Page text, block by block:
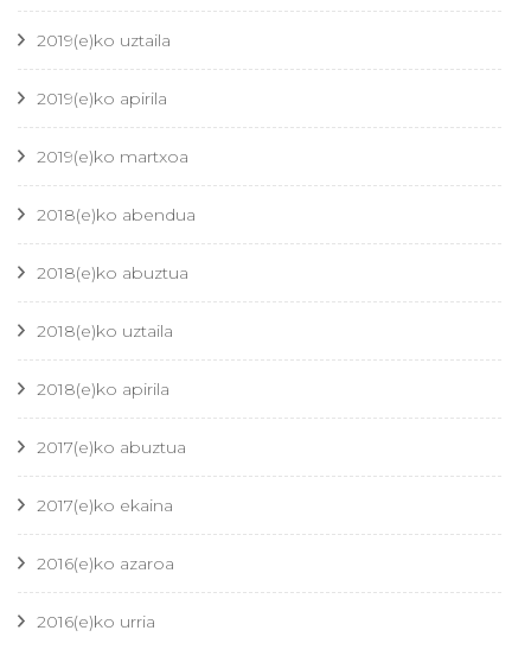
2019(e)ko uztaila
2019(e)ko apirila
2019(e)ko martxoa
2018(e)ko abendua
2018(e)ko abuztua
2018(e)ko uztaila
2018(e)ko apirila
2017(e)ko abuztua
2017(e)ko ekaina
2016(e)ko azaroa
2016(e)ko urria